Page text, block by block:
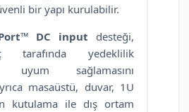
bir yapı kurulabilir.
DC input desteği,
tarafında yedeklilik
uyum sağlamasını
masaüstü, duvar, 1U
kutulama ile dış ortam